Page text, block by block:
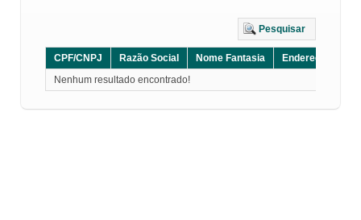
Pesquisar
CPF/CNPJ Razão Social Nome Fantasia Endereço
Nenhum resultado encontrado!